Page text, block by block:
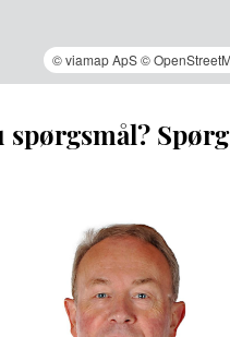
© viamap ApS©
spørgsmål?